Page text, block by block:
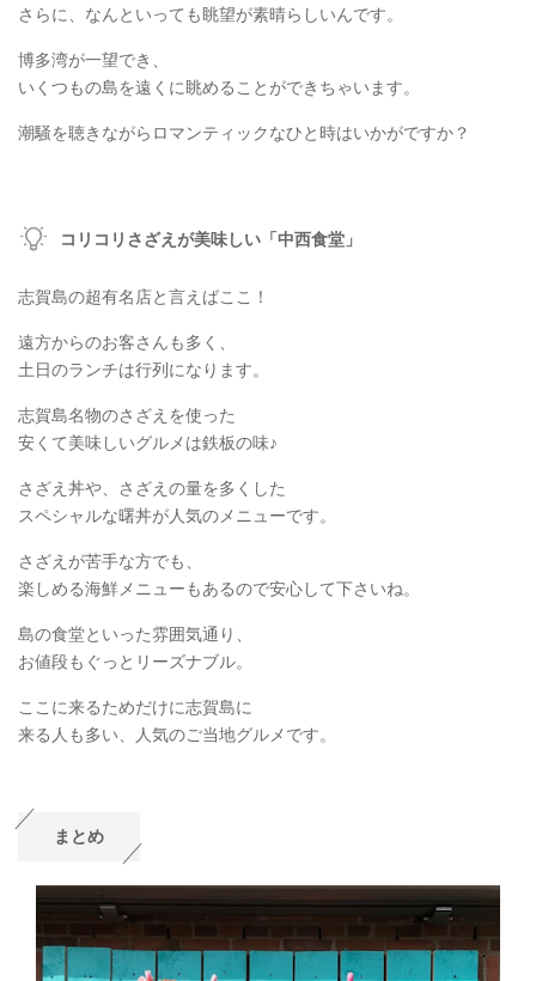
さらに、なんといっても眺望が素晴らしいんです。
博多湾が一望でき、
いくつもの島を遠くに眺めることができちゃいます。
潮騒を聴きながらロマンティックなひと時はいかがですか？
コリコリさざえが美味しい「中西食堂」
志賀島の超有名店と言えばここ！
遠方からのお客さんも多く、
土日のランチは行列になります。
志賀島名物のさざえを使った
安くて美味しいグルメは鉄板の味♪
さざえ丼や、さざえの量を多くした
スペシャルな曙丼が人気のメニューです。
さざえが苦手な方でも、
楽しめる海鮮メニューもあるので安心して下さいね。
島の食堂といった雰囲気通り、
お値段もぐっとリーズナブル。
ここに来るためだけに志賀島に
来る人も多い、人気のご当地グルメです。
まとめ